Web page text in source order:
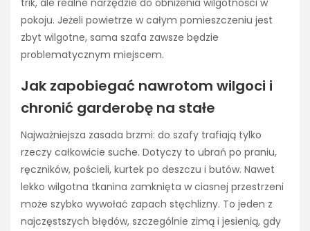
trik, ale realne narzędzie do obniżenia wilgotności w
pokoju. Jeżeli powietrze w całym pomieszczeniu jest
zbyt wilgotne, sama szafa zawsze będzie
problematycznym miejscem.
Jak zapobiegać nawrotom wilgoci i
chronić garderobę na stałe
Najważniejsza zasada brzmi: do szafy trafiają tylko
rzeczy całkowicie suche. Dotyczy to ubrań po praniu,
ręczników, pościeli, kurtek po deszczu i butów. Nawet
lekko wilgotna tkanina zamknięta w ciasnej przestrzeni
może szybko wywołać zapach stęchlizny. To jeden z
najczęstszych błędów, szczególnie zimą i jesienią, gdy